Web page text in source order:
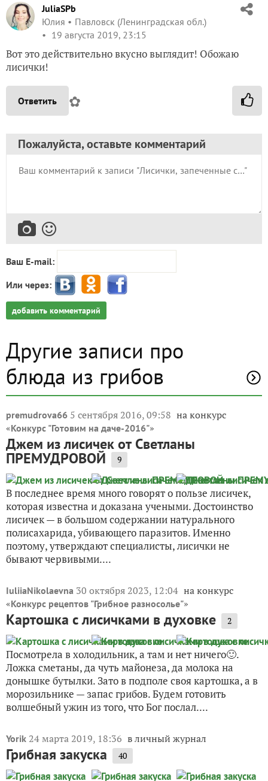
JuliaSPb
Юлия
Павловск (Ленинградская обл.)
19 августа 2019, 23:15
Вот это действительно вкусно выглядит! Обожаю
лисички!
Ответить ✿
Пожалуйста, оставьте комментарий
Ваш E-mail:
Или через:
добавить комментарий
Другие записи про
блюда из грибов
premudrova66 5 сентября 2016, 09:58 на конкурс
«Конкурс "Готовим на даче-2016"»
Джем из лисичек от Светланы
ПРЕМУДРОВОЙ 9
В последнее время много говорят о пользе лисичек,
которая известна и доказана учеными. Достоинство
лисичек — в большом содержании натурального
полисахарида, убивающего паразитов. Именно
поэтому, утверждают специалисты, лисички не
бывают червивыми....
IuliiaNikolaevna 30 октября 2023, 12:04 на конкурс
«Конкурс рецептов "Грибное разносолье"»
Картошка с лисичками в духовке 2
Посмотрела в холодильник, а там и нет ничего🙂.
Ложка сметаны, да чуть майонеза, да молока на
донышке бутылки. Зато в подполе своя картошка, а в
морозильнике — запас грибов. Будем готовить
волшебный ужин из того, что Бог послал....
Yorik 24 марта 2019, 18:36 в личный журнал
Грибная закуска 40